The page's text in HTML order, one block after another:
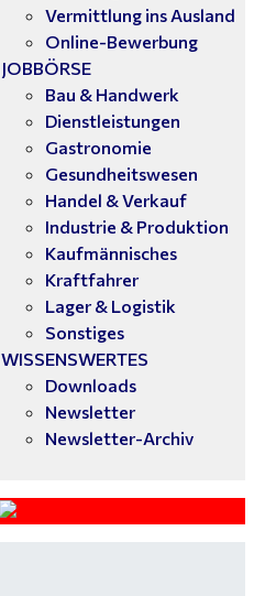
Vermittlung ins Ausland
Online-Bewerbung
JOBBÖRSE
Bau & Handwerk
Dienstleistungen
Gastronomie
Gesundheitswesen
Handel & Verkauf
Industrie & Produktion
Kaufmännisches
Kraftfahrer
Lager & Logistik
Sonstiges
WISSENSWERTES
Downloads
Newsletter
Newsletter-Archiv